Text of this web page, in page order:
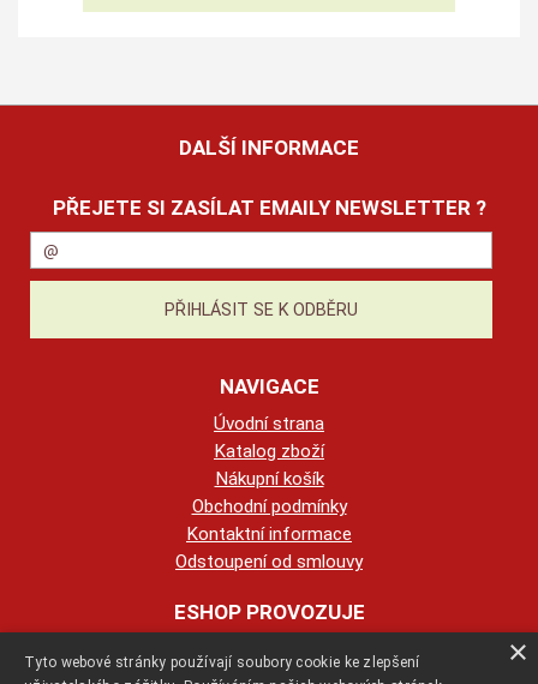
DALŠÍ INFORMACE
PŘEJETE SI ZASÍLAT EMAILY NEWSLETTER ?
NAVIGACE
Úvodní strana
Katalog zboží
Nákupní košík
Obchodní podmínky
Kontaktní informace
Odstoupení od smlouvy
ESHOP PROVOZUJE
×
Tyto webové stránky používají soubory cookie ke zlepšení